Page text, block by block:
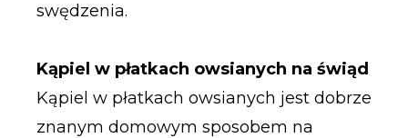
swędzenia.
Kąpiel w płatkach owsianych na świąd
Kąpiel w płatkach owsianych jest dobrze
znanym domowym sposobem na